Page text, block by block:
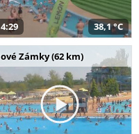
38,1 °C
Zámky (62 km)